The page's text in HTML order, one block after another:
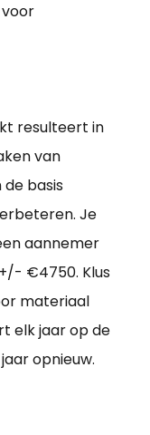
resulteert in
van
de basis
Je
aannemer
€4750. Klus
materiaal
elk jaar op de
opnieuw.